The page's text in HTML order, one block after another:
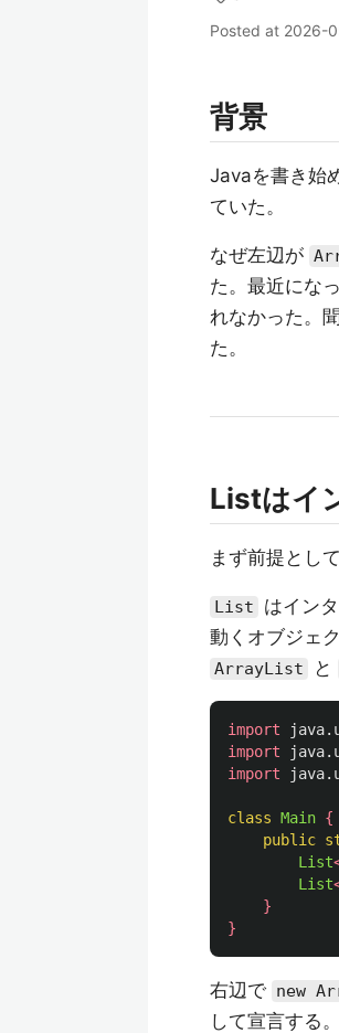
Posted at 2026-
背景
Javaを書き始
ていた。
なぜ左辺が
た。最近にな
れなかった。
た。
Listはイ
まず前提とし
List
はイン
動くオブジェ
ArrayList と
import
import
import
class Main {
public
List
List
}
}
右辺で new
して宣言する